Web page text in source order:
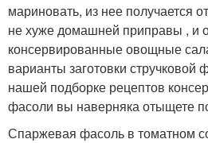
мариновать, из нее получается
не хуже домашней приправы , и
консервированные овощные
варианты заготовки стручковой
нашей подборке рецептов
фасоли вы наверняка отыщете
Спаржевая фасоль в томатном